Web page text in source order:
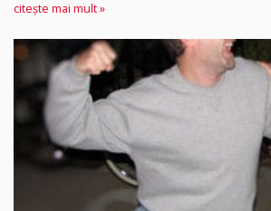
citește mai mult »